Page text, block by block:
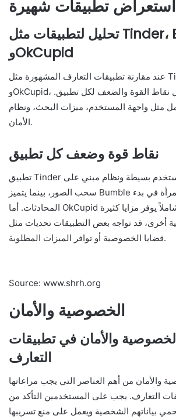
استعراض تطبيقات شهيرة
تحليل لتطبيقات مثل Tinder، Bumble،
وOkCupid
عند مقارنة تطبيقات التعارف المشهورة مثل Tinder وBumble
وOkCupid، يمكن للفرد تحليل نقاط القوة والضعف لكل تطبيق.
مثل واجهة المستخدم، ميزات البحث، ونظام
الأمان.
نقاط قوة وضعف كل تطبيق
تطبيق Tinder يعرف بواجهة مستخدم بسيطة ونظام مبني على
سحب الصور، بينما يتميز Bumble بإمكانية مبادرة المرأة في بدء
المحادثات. أما OkCupid فيعتبر تطبيقًا شاملاً يوفر مزايا كثيرة
أخرى، قد تواجه بعض التطبيقات تحديات مثل
قضايا الخصوصية أو توافر الميزات المطلوبة.
Source: www.shrh.org
الخصوصية والأمان
والأمان في تطبيقات
التعارف
والأمان من أهم العناصر التي يجب مراعاتها
التعارف. يجب على المستخدمين التأكد من